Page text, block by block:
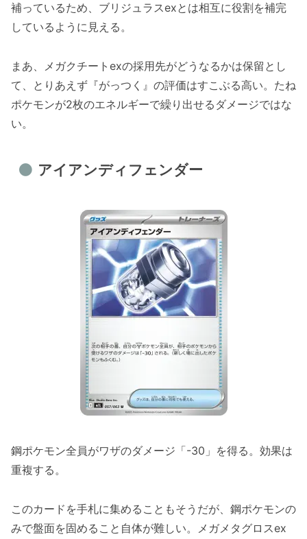
補っているため、ブリジュラスexとは相互に役割を補完
しているように見える。
まあ、メガクチートexの採用先がどうなるかは保留とし
て、とりあえず『がっつく』の評価はすこぶる高い。たね
ポケモンが2枚のエネルギーで繰り出せるダメージではな
い。
アイアンディフェンダー
鋼ポケモン全員がワザのダメージ「-30」を得る。効果は
重複する。
このカードを手札に集めることもそうだが、鋼ポケモンの
みで盤面を固めること自体が難しい。メガメタグロスex